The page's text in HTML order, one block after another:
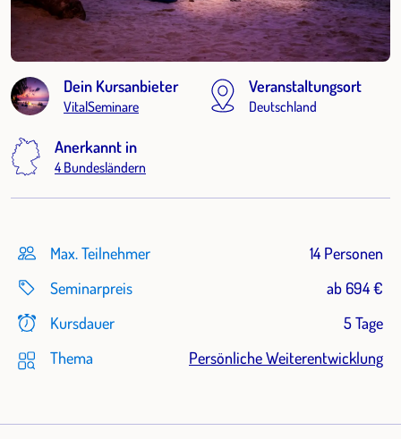
Dein Kursanbieter
VitalSeminare
Veranstaltungsort
Deutschland
Anerkannt in
4 Bundesländern
Max. Teilnehmer
14 Personen
Seminarpreis
ab 694 €
Kursdauer
5 Tage
Thema
Persönliche Weiterentwicklung